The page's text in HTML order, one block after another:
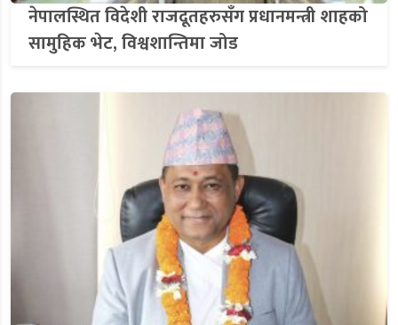
नेपालस्थित विदेशी राजदूतहरुसँग प्रधानमन्त्री शाहको
सामुहिक भेट, विश्वशान्तिमा जोड